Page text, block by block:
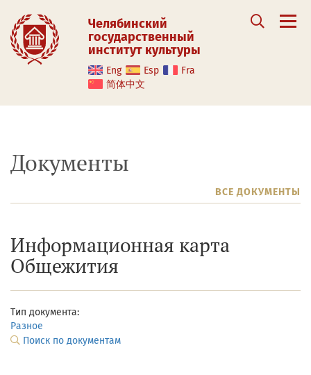
Челябинский
государственный
институт культуры
Eng Esp
Fra
简体中文
Документы
ВСЕ ДОКУМЕНТЫ
Информационная карта
Общежития
Тип документа:
Разное
Поиск по документам